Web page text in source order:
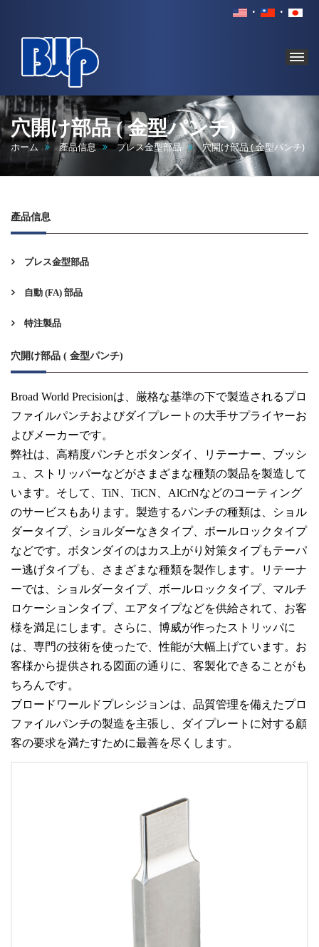
BROAD
WORLD
PRECISION
INDUSTRY
CO.,
穴開け部品 ( 金型パンチ)
ホーム 產品信息 プレス金型部品 穴開け部品 ( 金型パンチ)
產品信息
プレス金型部品
自動 (FA) 部品
特注製品
穴開け部品 ( 金型パンチ)
Broad World Precisionは、厳格な基準の下で製造されるプロ
ファイルパンチおよびダイプレートの大手サプライヤーお
よびメーカーです。
弊社は、高精度パンチとボタンダイ、リテーナー、ブッシ
ュ、ストリッパーなどがさまざまな種類の製品を製造して
います。そして、TiN、TiCN、AlCrNなどのコーティング
のサービスもあります。製造するパンチの種類は、ショル
ダータイプ、ショルダーなきタイプ、ボールロックタイプ
などです。ボタンダイのはカス上がり対策タイプもテーパ
ー逃げタイプも、さまざまな種類を製作します。リテーナ
ーでは、ショルダータイプ、ボールロックタイプ、マルチ
ロケーションタイプ、エアタイプなどを供給されて、お客
様を満足にします。さらに、博威が作ったストリッパに
は、専門の技術を使ったで、性能が大幅上げています。お
客様から提供される図面の通りに、客製化できることがも
ちろんです。
ブロードワールドプレシジョンは、品質管理を備えたプロ
ファイルパンチの製造を主張し、ダイプレートに対する顧
客の要求を満たすために最善を尽くします。